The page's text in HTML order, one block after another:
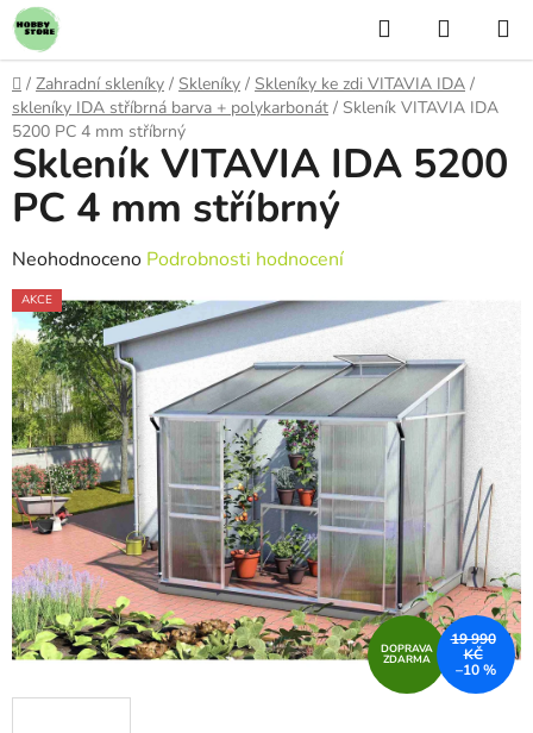
Přejít
na
obsah
Hledat
KOŠÍK
Domů
/ Zahradní skleníky / Skleníky / Skleníky ke zdi VITAVIA IDA /
skleníky IDA stříbrná barva + polykarbonát / Skleník VITAVIA IDA
5200 PC 4 mm stříbrný
Skleník VITAVIA IDA 5200
PC 4 mm stříbrný
Průměrné
hodnocení
produktu
je
0,0
z
5
hvězdiček.
Neohodnoceno Podrobnosti hodnocení
AKCE
DOPRAVA
ZDARMA
19 990
KČ
–10 %